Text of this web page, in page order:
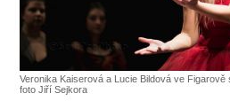
Veronika Kaiserová a Lucie Bildová ve
foto Jiří Sejkora